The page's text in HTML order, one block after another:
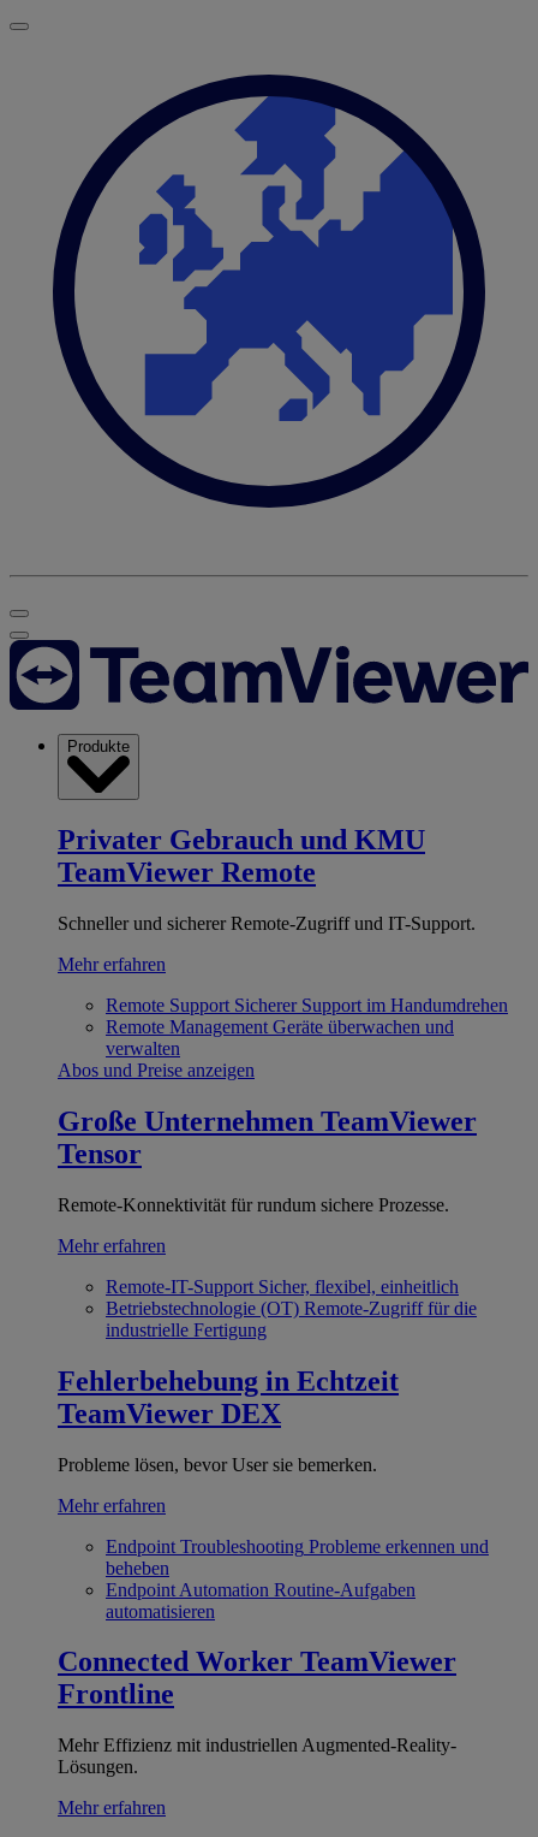
Produkte
Privater Gebrauch und KMU
TeamViewer Remote
Schneller und sicherer Remote-Zugriff und IT-Support.
Mehr erfahren
Remote Support Sicherer Support im Handumdrehen
Remote Management Geräte überwachen und
verwalten
Abos und Preise anzeigen
Große Unternehmen TeamViewer
Tensor
Remote-Konnektivität für rundum sichere Prozesse.
Mehr erfahren
Remote-IT-Support Sicher, flexibel, einheitlich
Betriebstechnologie (OT) Remote-Zugriff für die
industrielle Fertigung
Fehlerbehebung in Echtzeit
TeamViewer DEX
Probleme lösen, bevor User sie bemerken.
Mehr erfahren
Endpoint Troubleshooting Probleme erkennen und
beheben
Endpoint Automation Routine-Aufgaben
automatisieren
Connected Worker TeamViewer
Frontline
Mehr Effizienz mit industriellen Augmented-Reality-
Lösungen.
Mehr erfahren